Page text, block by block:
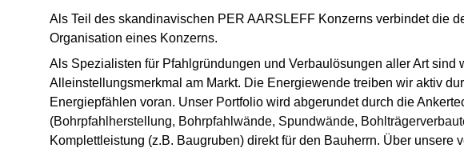
Als Teil des skandinavischen PER AARSLEFF Konzerns verbindet die
Organisation eines Konzerns.
Als Spezialisten für Pfahlgründungen und Verbaulösungen aller Art
Alleinstellungsmerkmal am Markt. Die Energiewende treiben wir aktiv
Energiepfählen voran. Unser Portfolio wird abgerundet durch die
(Bohrpfahlherstellung, Bohrpfahlwände, Spundwände,
Komplettleistung (z.B. Baugruben) direkt für den Bauherrn. Über